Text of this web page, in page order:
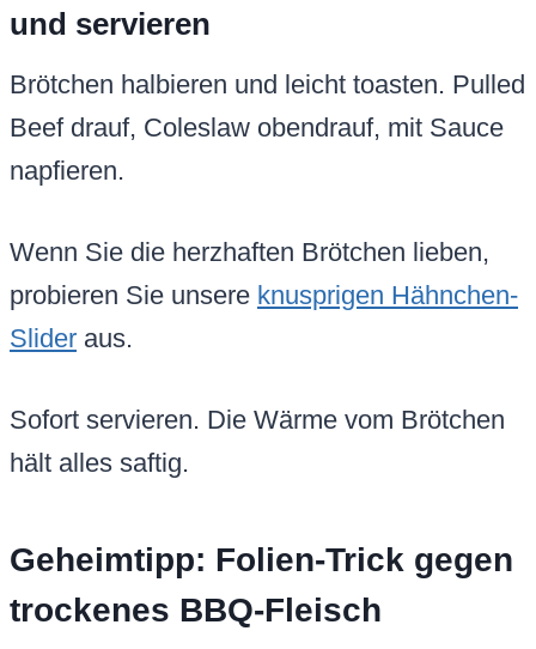
und servieren
Brötchen halbieren und leicht toasten. Pulled
Beef drauf, Coleslaw obendrauf, mit Sauce
napfieren.
Wenn Sie die herzhaften Brötchen lieben,
probieren Sie unsere knusprigen Hähnchen-
Slider aus.
Sofort servieren. Die Wärme vom Brötchen
hält alles saftig.
Geheimtipp: Folien-Trick gegen
trockenes BBQ-Fleisch